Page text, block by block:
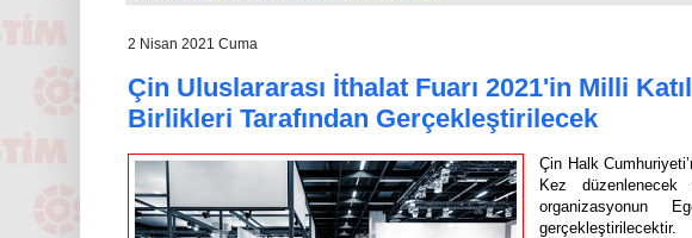
2 Nisan 2021 Cuma
Çin Uluslararası İthalat Fuarı 2021'in Milli
Birlikleri Tarafından Gerçekleştirilecek
Çin Halk
Kez
organizasyonun
gerçekleştirilecektir.